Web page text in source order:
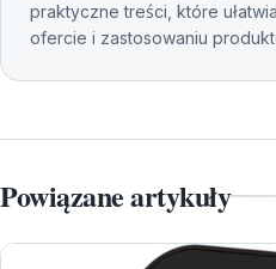
praktyczne treści, które
ofercie i zastosowaniu
Powiązane artykuły